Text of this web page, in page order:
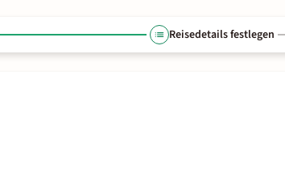
Reisedetails festlegen